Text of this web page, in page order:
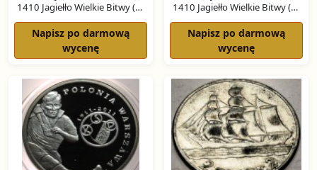
1410 Jagiełło Wielkie Bitwy (nr
2) SREBRO
Napisz po darmową
wycenę
1410 Jagiełło Wielkie Bitwy (nr
1) SREBRO
Napisz po darmową
wycenę